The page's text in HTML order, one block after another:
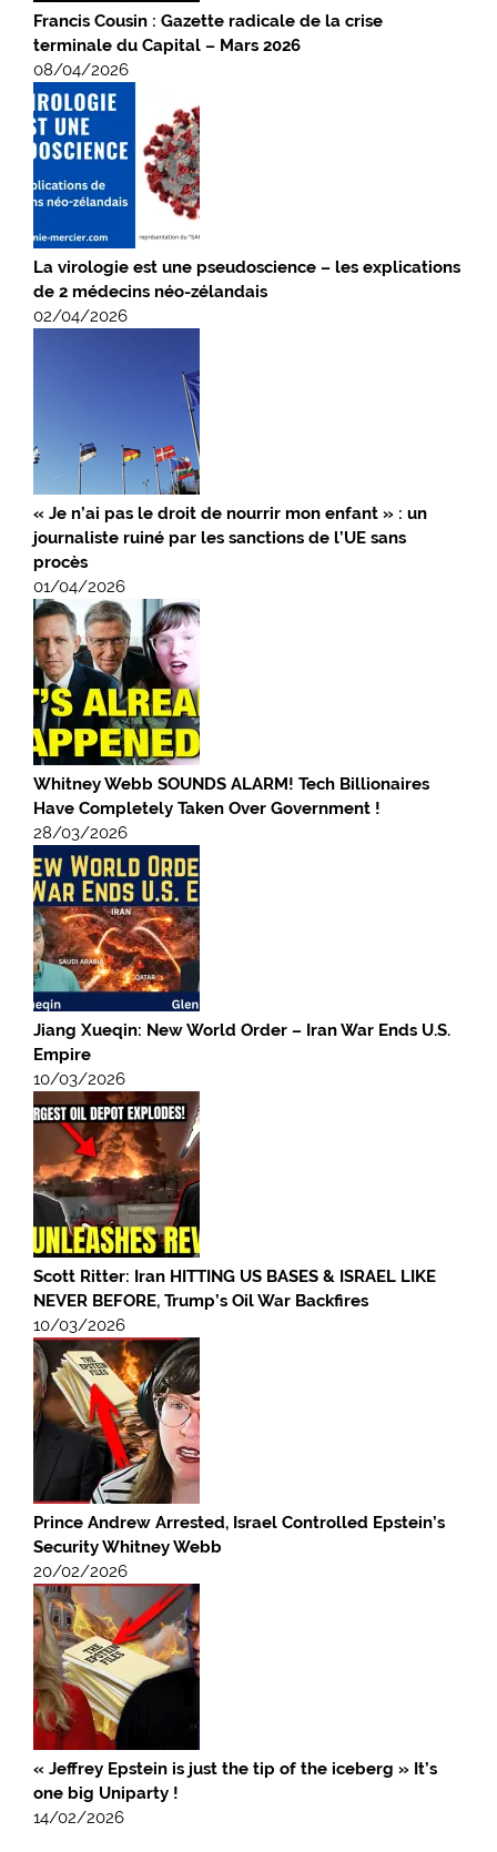
Francis Cousin : Gazette radicale de la crise
terminale du Capital – Mars 2026
08/04/2026
La virologie est une pseudoscience – les explications
de 2 médecins néo-zélandais
02/04/2026
« Je n’ai pas le droit de nourrir mon enfant » : un
journaliste ruiné par les sanctions de l’UE sans
procès
01/04/2026
Whitney Webb SOUNDS ALARM! Tech Billionaires
Have Completely Taken Over Government !
28/03/2026
Jiang Xueqin: New World Order – Iran War Ends U.S.
Empire
10/03/2026
Scott Ritter: Iran HITTING US BASES & ISRAEL LIKE
NEVER BEFORE, Trump’s Oil War Backfires
10/03/2026
Prince Andrew Arrested, Israel Controlled Epstein’s
Security Whitney Webb
20/02/2026
« Jeffrey Epstein is just the tip of the iceberg » It’s
one big Uniparty !
14/02/2026